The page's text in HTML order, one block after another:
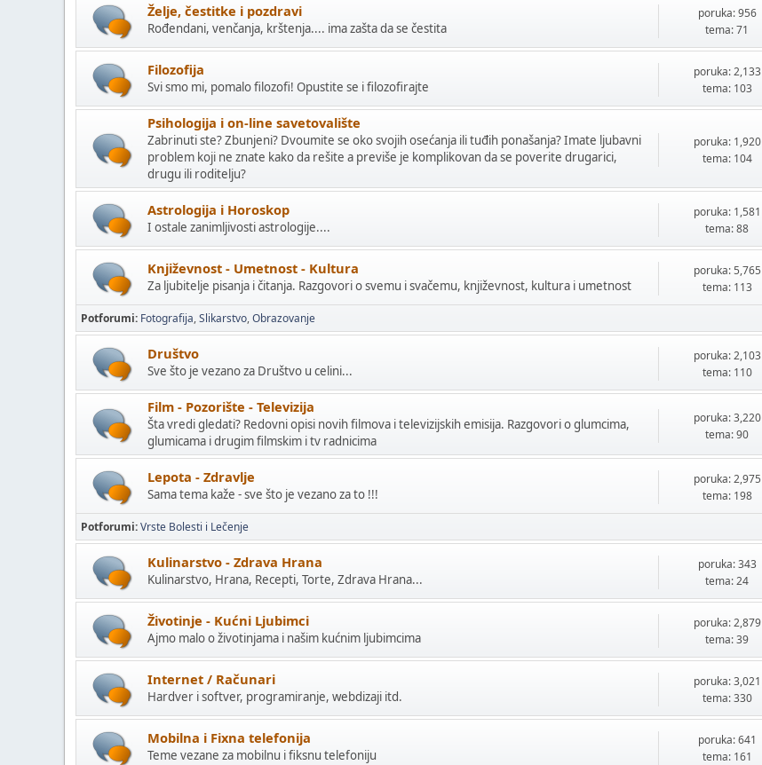
Želje, čestitke i pozdravi
Rođendani, venčanja, krštenja.... ima zašta da se čestita
poruka: 956
tema: 71
Filozofija
Svi smo mi, pomalo filozofi! Opustite se i filozofirajte
poruka: 2,133
tema: 103
Psihologija i on-line savetovalište
Zabrinuti ste? Zbunjeni? Dvoumite se oko svojih osećanja ili tuđih ponašanja? Imate ljubavni
problem koji ne znate kako da rešite a previše je komplikovan da se poverite drugarici,
drugu ili roditelju?
poruka: 1,920
tema: 104
Astrologija i Horoskop
I ostale zanimljivosti astrologije....
poruka: 1,581
tema: 88
Književnost - Umetnost - Kultura
Za ljubitelje pisanja i čitanja. Razgovori o svemu i svačemu, književnost, kultura i umetnost
poruka: 5,765
tema: 113
Potforumi Fotografija Slikarstvo Obrazovanje
Društvo
Sve što je vezano za Društvo u celini...
poruka: 2,103
tema: 110
Film - Pozorište - Televizija
Šta vredi gledati? Redovni opisi novih filmova i televizijskih emisija. Razgovori o glumcima,
glumicama i drugim filmskim i tv radnicima
poruka: 3,220
tema: 90
Lepota - Zdravlje
Sama tema kaže - sve što je vezano za to !!!
poruka: 2,975
tema: 198
Potforumi Vrste Bolesti i Lečenje
Kulinarstvo - Zdrava Hrana
Kulinarstvo, Hrana, Recepti, Torte, Zdrava Hrana...
poruka: 343
tema: 24
Životinje - Kućni Ljubimci
Ajmo malo o životinjama i našim kućnim ljubimcima
poruka: 2,879
tema: 39
Internet / Računari
Hardver i softver, programiranje, webdizaji itd.
poruka: 3,021
tema: 330
Mobilna i Fixna telefonija
Teme vezane za mobilnu i fiksnu telefoniju
poruka: 641
tema: 161